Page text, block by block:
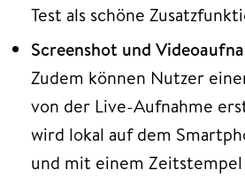
Test als schöne
Screenshot und
Zudem können Nutzer
von der Live-Aufnahme
wird lokal auf dem
und mit einem